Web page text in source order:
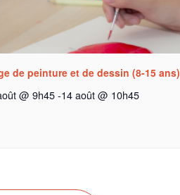
de peinture et de dessin (8-15 ans)
@ 9h45-14 août @ 10h45